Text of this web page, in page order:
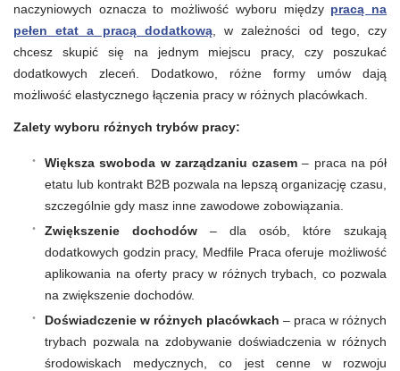
naczyniowych oznacza to możliwość wyboru między pracą na
pełen etat a pracą dodatkową, w zależności od tego, czy
chcesz skupić się na jednym miejscu pracy, czy poszukać
dodatkowych zleceń. Dodatkowo, różne formy umów dają
możliwość elastycznego łączenia pracy w różnych placówkach.
Zalety wyboru różnych trybów pracy:
Większa swoboda w zarządzaniu czasem – praca na pół
etatu lub kontrakt B2B pozwala na lepszą organizację czasu,
szczególnie gdy masz inne zawodowe zobowiązania.
Zwiększenie dochodów – dla osób, które szukają
dodatkowych godzin pracy, Medfile Praca oferuje możliwość
aplikowania na oferty pracy w różnych trybach, co pozwala
na zwiększenie dochodów.
Doświadczenie w różnych placówkach – praca w różnych
trybach pozwala na zdobywanie doświadczenia w różnych
środowiskach medycznych, co jest cenne w rozwoju